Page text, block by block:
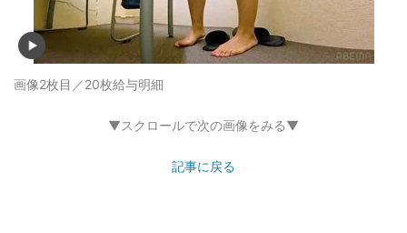
画像2枚目／20枚給与明細
▼スクロールで次の画像をみる▼
記事に戻る